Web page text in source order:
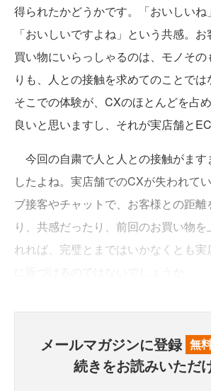
得られたかどうかです。「おいしい
「おいしいですよね」という共感。
買い物にいらっしゃるのは、モノその
りも、人との接触を求めてのことでは
そこでの体験が、CXのほとんどを占
良いと思いますし、それが実店舗と
今回の自粛で人と人との接触がます
したよね。実店舗でのCXが失われて
ブ接客やチャットで、お客様との距離
り、共感だったり、前回のお買い物
れれば、完璧とまではいかなくとも
メールマガジンに登録 無
続きをお読みいただ